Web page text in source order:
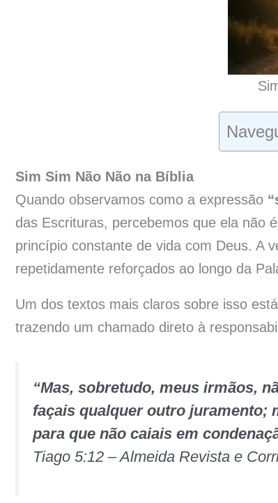
Sim Sim Não Não na Bíblia
Quando observamos como a expressão
das Escrituras, percebemos que ela não
princípio constante de vida com Deus. A
repetidamente reforçados ao longo da
Um dos textos mais claros sobre isso
trazendo um chamado direto à
“Mas, sobretudo, meus irmãos,
façais qualquer outro juramento;
para que não caiais em
Tiago 5:12 – Almeida Revista e